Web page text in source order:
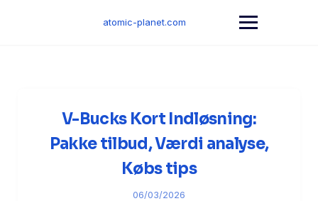
atomic-planet.com
V-Bucks Kort Indløsning:
Pakke tilbud, Værdi analyse,
Købs tips
06/03/2026